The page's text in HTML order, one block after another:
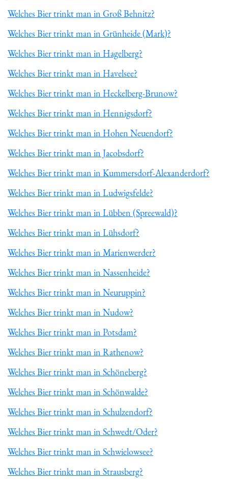
Welches Bier trinkt man in Groß Behnitz?
Welches Bier trinkt man in Grünheide (Mark)?
Welches Bier trinkt man in Hagelberg?
Welches Bier trinkt man in Havelsee?
Welches Bier trinkt man in Heckelberg-Brunow?
Welches Bier trinkt man in Hennigsdorf?
Welches Bier trinkt man in Hohen Neuendorf?
Welches Bier trinkt man in Jacobsdorf?
Welches Bier trinkt man in Kummersdorf-Alexanderdorf?
Welches Bier trinkt man in Ludwigsfelde?
Welches Bier trinkt man in Lübben (Spreewald)?
Welches Bier trinkt man in Lühsdorf?
Welches Bier trinkt man in Marienwerder?
Welches Bier trinkt man in Nassenheide?
Welches Bier trinkt man in Neuruppin?
Welches Bier trinkt man in Nudow?
Welches Bier trinkt man in Potsdam?
Welches Bier trinkt man in Rathenow?
Welches Bier trinkt man in Schöneberg?
Welches Bier trinkt man in Schönwalde?
Welches Bier trinkt man in Schulzendorf?
Welches Bier trinkt man in Schwedt/Oder?
Welches Bier trinkt man in Schwielowsee?
Welches Bier trinkt man in Strausberg?